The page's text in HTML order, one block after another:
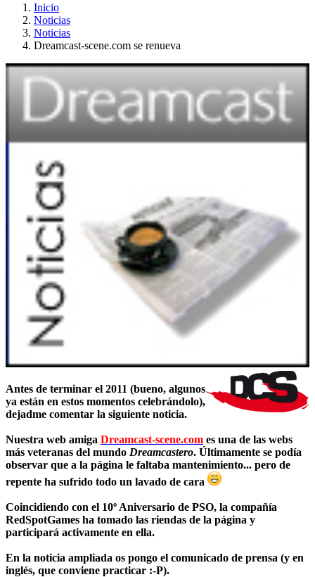
Inicio
Noticias
Noticias
Dreamcast-scene.com se renueva
Antes de terminar el 2011 (bueno, algunos
ya están en estos momentos celebrándolo),
dejadme comentar la siguiente noticia.
Nuestra web amiga Dreamcast-scene.com es una de las webs
más veteranas del mundo Dreamcastero. Últimamente se podía
observar que a la página le faltaba mantenimiento... pero de
repente ha sufrido todo un lavado de cara
Coincidiendo con el 10º Aniversario de PSO, la compañía
RedSpotGames ha tomado las riendas de la página y
participará activamente en ella.
En la noticia ampliada os pongo el comunicado de prensa (y en
inglés, que conviene practicar :-P).